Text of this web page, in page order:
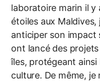
laboratoire marin il y
étoiles aux Maldives,
anticiper son impact
ont lancé des
îles, protégeant
culture. De même, je